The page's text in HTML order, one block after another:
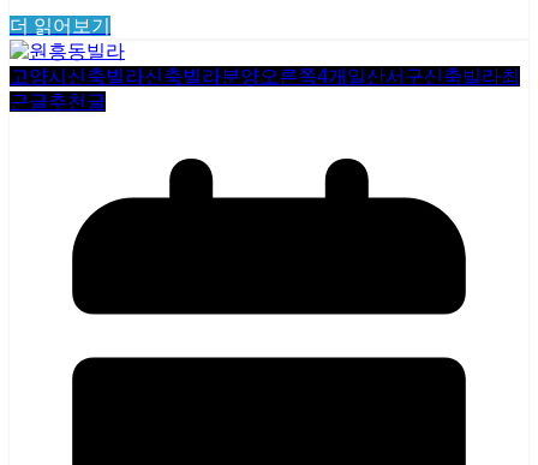
더 읽어보기
고양시신축빌라신축빌라분양오른쪽4개 일산서구신축빌라최
근글추천글